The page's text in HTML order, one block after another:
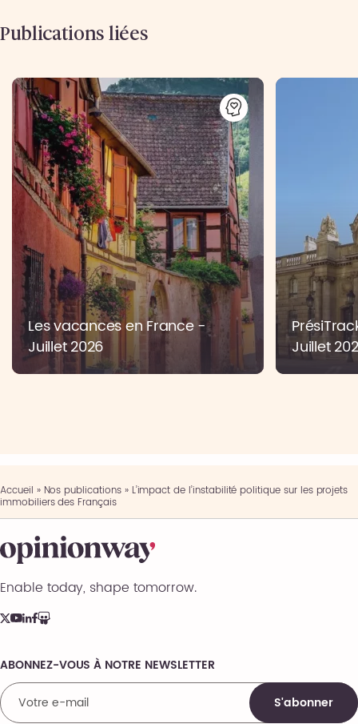
Publications liées
Les vacances en France -
Juillet 2026
Juillet
Accueil » Nos publications» L’impact de l’instabilité politique sur les projets
immobiliers des Français
Enable today, shape tomorrow.
Comments
ABONNEZ-VOUS À NOTRE NEWSLETTER
S'abonner